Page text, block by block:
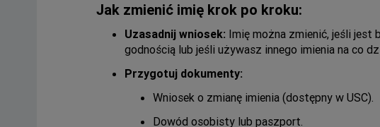
Jak zmienić imię krok po kroku:
Uzasadnij wniosek: Imię można zmienić, jeśli jest
godnością lub jeśli używasz innego imienia na co
Przygotuj dokumenty:
Wniosek o zmianę imienia (dostępny w USC).
Dowód osobisty lub paszport.